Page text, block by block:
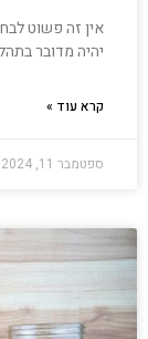
אין זה פשוט
יהיה מדובר
קרא עוד »
ספטמבר 11, 2024